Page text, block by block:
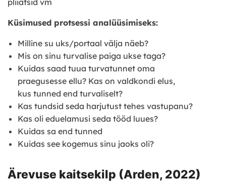
pliiatsid vm
Küsimused protsessi analüüsimiseks:
Milline su uks/portaal välja näeb?
Mis on sinu turvalise paiga ukse taga?
Kuidas saad tuua turvatunnet oma
praegusesse ellu? Kas on valdkondi elus,
kus tunned end turvaliselt?
Kas tundsid seda harjutust tehes vastupanu?
Kas oli eduelamusi seda tööd luues?
Kuidas sa end tunned
Kuidas see kogemus sinu jaoks oli?
Ärevuse kaitsekilp (Arden, 2022)